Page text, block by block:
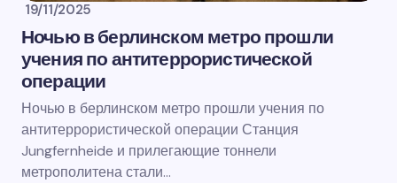
19/11/2025
Ночью в берлинском метро прошли
учения по антитеррористической
операции
Ночью в берлинском метро прошли учения по
антитеррористической операции Станция
Jungfernheide и прилегающие тоннели
метрополитена стали…